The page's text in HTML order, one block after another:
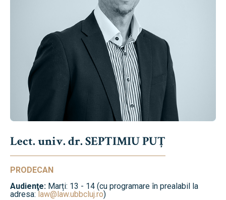
Lect. univ. dr. SEPTIMIU PUȚ
PRODECAN
Audienţe: Marți: 13 - 14 (cu programare în prealabil la
adresa:law@law.ubbcluj.ro)